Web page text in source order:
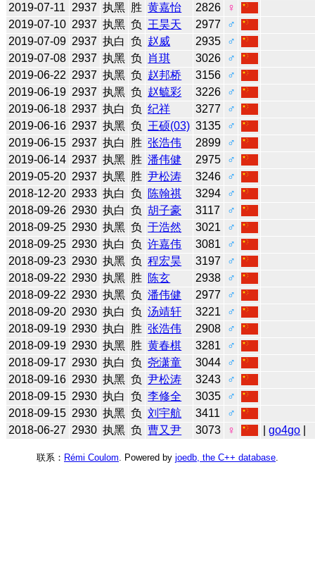
2019-07-11
2937 执黑 胜 黄嘉怡 2826
♀
2019-07-10 2937 执黑 负 王昊天 2977
♂
2019-07-09 2937 执白 负 赵威 2935
♂
2019-07-08 2937 执黑 负 肖琪 3026
♂
2019-06-22 2937 执黑 负 赵邦桥 3156
♂
2019-06-19 2937 执黑 负 赵毓彩 3226
♂
2019-06-18 2937 执白 负 纪祥 3277
♂
2019-06-16 2937 执黑 负 王硕(03) 3135
♂
2019-06-15 2937 执白 胜 张浩伟 2899
♂
2019-06-14 2937 执黑 胜 潘伟健 2975
♂
2019-05-20 2937 执黑 胜 尹松涛 3246
♂
2018-12-20 2933 执白 负 陈翰祺 3294
♂
2018-09-26 2930 执白 负 胡子豪 3117
♂
2018-09-25 2930 执黑 负 于浩然 3021
♂
2018-09-25 2930 执白 负 许嘉伟 3081
♂
2018-09-23 2930 执黑 负 程宏昊 3197
♂
2018-09-22 2930 执黑 胜 陈玄 2938
♂
2018-09-22 2930 执黑 负 潘伟健 2977
♂
2018-09-20 2930 执白 负 汤靖轩 3221
♂
2018-09-19 2930 执白 胜 张浩伟 2908
♂
2018-09-19 2930 执黑 胜 黄春棋 3281
♂
2018-09-17 2930 执白 负 尧潇童 3044
♂
2018-09-16 2930 执黑 负 尹松涛 3243
♂
2018-09-15 2930 执白 负 李修全 3035
♂
2018-09-15 2930 执黑 负 刘宇航 3411
♂
2018-06-27 2930 执黑 负 曹又尹 3073 ♀ |go4go
联系： Rémi Coulom . Powered by joedb, the C++ database